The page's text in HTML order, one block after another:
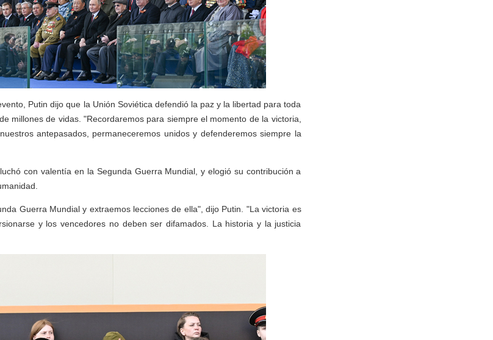
Putin dijo que la Unión Soviética defendió la paz y la libertad para toda
millones de vidas. "Recordaremos para siempre el momento de la victoria,
antepasados, permaneceremos unidos y defenderemos siempre la
con valentía en la Segunda Guerra Mundial, y elogió su contribución a
Guerra Mundial y extraemos lecciones de ella", dijo Putin. "La victoria es
y los vencedores no deben ser difamados. La historia y la justicia